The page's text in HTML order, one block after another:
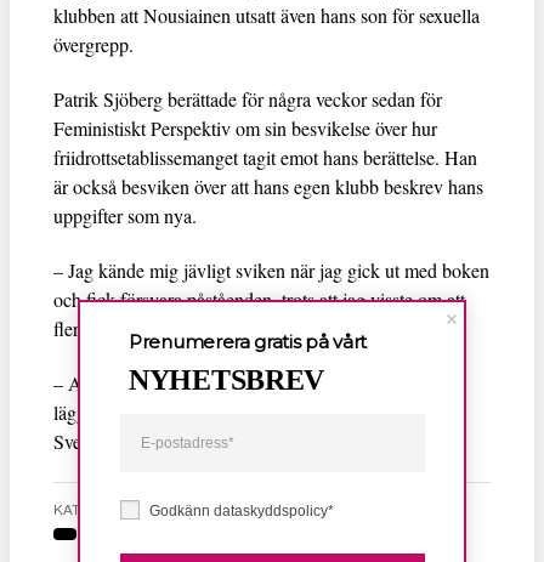
klubben att Nousiainen utsatt även hans son för sexuella
övergrepp.
Patrik Sjöberg berättade för några veckor sedan för
Feministiskt Perspektiv om sin besvikelse över hur
friidrottsetablissemanget tagit emot hans berättelse. Han
är också besviken över att hans egen klubb beskrev hans
uppgifter som nya.
– Jag kände mig jävligt sviken när jag gick ut med boken
och fick försvara påståenden, trots att jag visste om att
flera försökt anmäla.
– Att ÖIS skulle vara helt omedvetna om Viljos
läggning, så visste jag att det inte var, säger han till
Svenska Dagbladet.
KATEGORI Godkänn dataskyddspolicy*
Prenumerera gratis på vårt
NYHETSBREV